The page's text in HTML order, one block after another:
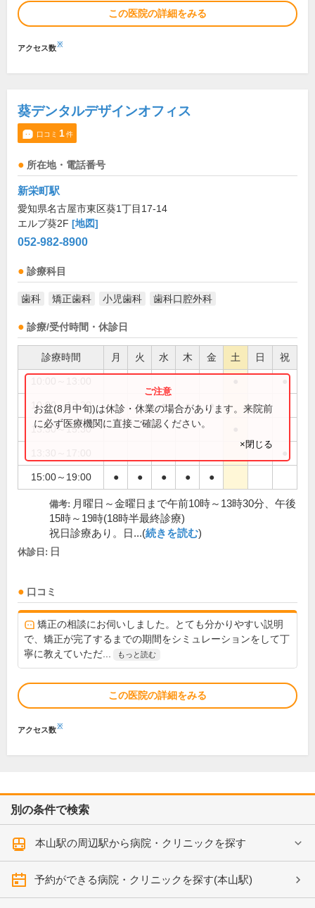
この医院の詳細をみる
アクセス数※
葵デンタルデザインオフィス
口コミ 1件
所在地・電話番号
新栄町駅
愛知県名古屋市東区葵1丁目17-14
エルブ葵2F [地図]
052-982-8900
診療科目
歯科 矯正歯科 小児歯科 歯科口腔外科
診療/受付時間・休診日
診療時間 月 火 水 木 金 土 日 祝
10:00～13:30 ● ● ● ● ●
13:30～15:30
15:00～19:00 ● ● ● ● ●
お盆(8月中旬)は休診・休業の場合があります。来院前
に必ず医療機関に直接ご確認ください。
×閉じる
備考: 月曜日～金曜日まで午前10時～13時30分、午後
15時～19時(18時半最終診療)
祝日診療あり。日...(続きを読む)
休診日: 日
口コミ
矯正の相談にお伺いしました。とても分かりやすい説明
で、矯正が完了するまでの期間をシミュレーションをして丁
寧に教えていただ...
もっと読む
この医院の詳細をみる
アクセス数※
別の条件で検索
本山駅の周辺駅から病院・クリニックを探す
予約ができる病院・クリニックを探す(本山駅)